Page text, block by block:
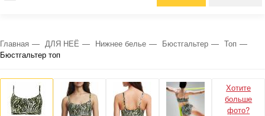
Главная ДЛЯ НЕЁ Нижнее белье Бюстгальтер
Топ
Бюстгальтер топ
Хотите
больше
фото?